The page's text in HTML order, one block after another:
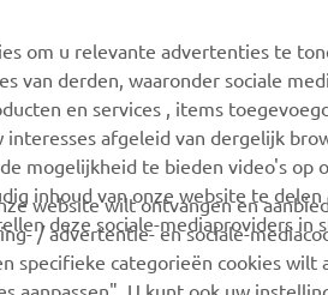
hulpverleners
informatie
onafhankelijke
Yamaha
Mobiele
om u relevante advertenties te
van derden, waaronder sociale
en services , items
afgeleid van dergelijk
mogelijkheid te bieden video's
inhoud van onze website te
deze sociale-mediaproviders
website wilt ontvangen en
/ advertentie- en sociale-
specifieke categorieën cookies wilt
aanpassen". U kunt ook uw